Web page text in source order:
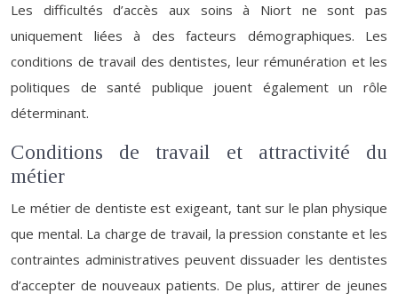
Les difficultés d’accès aux soins à Niort ne sont pas
uniquement liées à des facteurs démographiques. Les
conditions de travail des dentistes, leur rémunération et les
politiques de santé publique jouent également un rôle
déterminant.
Conditions de travail et attractivité du
métier
Le métier de dentiste est exigeant, tant sur le plan physique
que mental. La charge de travail, la pression constante et les
contraintes administratives peuvent dissuader les dentistes
d’accepter de nouveaux patients. De plus, attirer de jeunes